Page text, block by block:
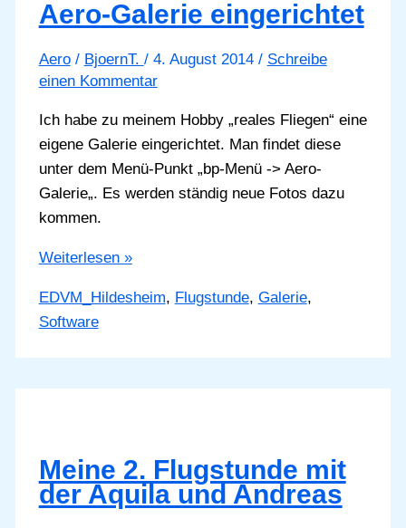
Aero-Galerie eingerichtet
Aero/ BjoernT. / 4. August 2014 / Schreibe
einen Kommentar
Ich habe zu meinem Hobby „reales Fliegen“ eine
eigene Galerie eingerichtet. Man findet diese
unter dem Menü-Punkt „bp-Menü -> Aero-
Galerie„. Es werden ständig neue Fotos dazu
kommen.
Aero-
eingerichtet
Weiterlesen »
EDVM_Hildesheim, Flugstunde, Galerie,
Software
Meine 2. Flugstunde mit
der Aquila und Andreas